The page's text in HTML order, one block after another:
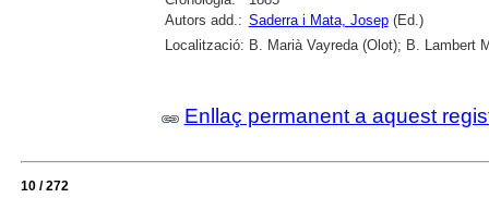
Autors add.: Saderra i Mata, Josep(Ed.)
Localització: B. Marià Vayreda (Olot); B. Lambert
Enllaç permanent a aquest
10 / 272